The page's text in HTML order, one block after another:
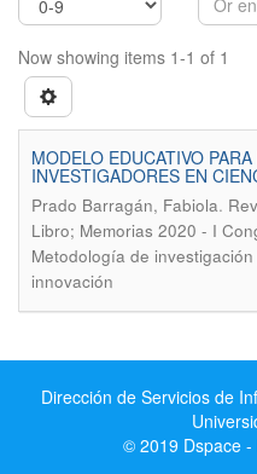
Now showing items 1-1 of 1
MODELO EDUCATIVO
INVESTIGADORES EN
Prado Barragán, Fabiola.
Libro; Memorias 2020 - I
Metodología de
innovación
Dirección de Servicios de
© 2019 Dspace -